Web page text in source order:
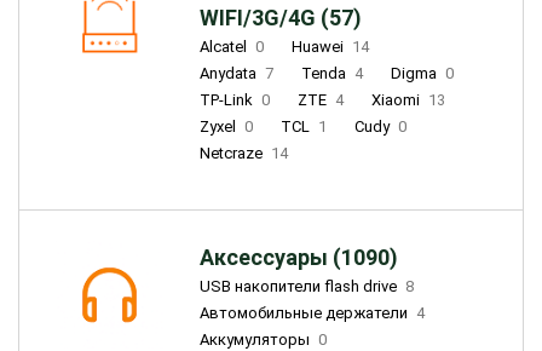
WIFI/3G/4G (57)
Alcatel 0 Huawei 14
Anydata 7 Tenda 4 Digma 0
TP-Link 0 ZTE 4 Xiaomi 13
Zyxel
0 TCL 1 Cudy 0
Netcraze 14
Аксессуары (1090)
USB накопители flash drive 8
Автомобильные держатели 4
Аккумуляторы 0